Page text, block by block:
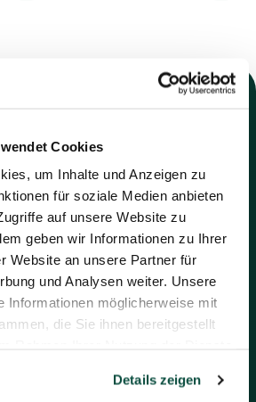
Cookies
um Inhalte und Anzeigen zu
für soziale Medien anbieten
auf unsere Website zu
geben wir Informationen zu Ihrer
Website an unsere Partner für
und Analysen weiter. Unsere
Informationen möglicherweise mit
die Sie ihnen bereitgestellt
Details zeigen
Sie uns
mit uns in
Sie die
der rechten